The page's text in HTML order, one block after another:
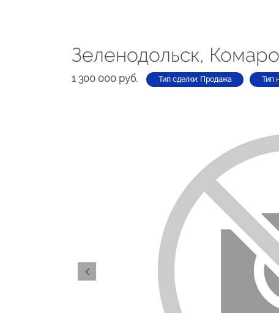
Зеленодольск,
1 300 000 руб. Тип сделки: Продажа Тип